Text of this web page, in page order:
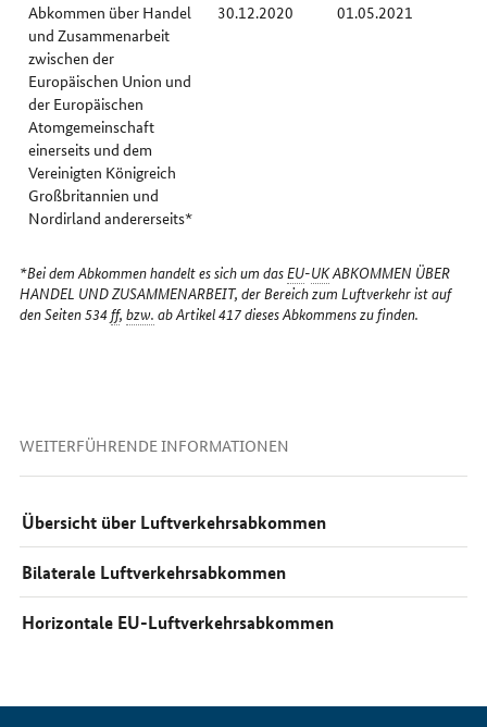
Abkommen über Handel
und Zusammenarbeit
zwischen der
Europäischen Union und
der Europäischen
Atomgemeinschaft
einerseits und dem
Vereinigten Königreich
Großbritannien und
Nordirland andererseits*
30.12.2020 01.05.2021
*Bei dem Abkommen handelt es sich um dasEU-UKABKOMMEN ÜBER
HANDEL UND ZUSAMMENARBEIT, der Bereich zum Luftverkehr ist auf
den Seiten 534ff, bzw. ab Artikel 417 dieses Abkommens zu finden.
WEITERFÜHRENDE INFORMATIONEN
Übersicht über Luftverkehrsabkommen
Bilaterale Luftverkehrsabkommen
Horizontale EU-Luftverkehrsabkommen